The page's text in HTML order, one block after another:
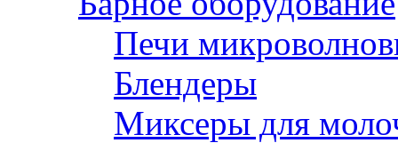
Печи
Блендеры
Миксеры для